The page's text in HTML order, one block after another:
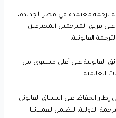
ترجمة معتمدة في مصر الجديدة،
على فريق المترجمين المحترفين
القانونية.
القانونية على أعلى مستوى من
العالمية.
الحفاظ على السياق القانوني
الدولية، لنضمن لعملائنا